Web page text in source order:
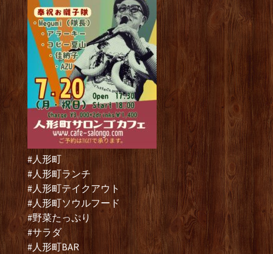
#人形町
#人形町ランチ
#人形町テイクアウト
#人形町ソウルフード
#野菜たっぷり
#サラダ
#人形町BAR